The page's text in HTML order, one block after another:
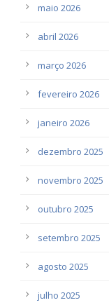
maio 2026
abril 2026
março 2026
fevereiro 2026
janeiro 2026
dezembro 2025
novembro 2025
outubro 2025
setembro 2025
agosto 2025
julho 2025